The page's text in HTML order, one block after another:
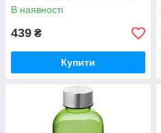
В наявності
439 ₴
Купити